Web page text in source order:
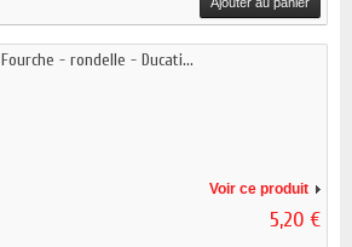
Fourche - rondelle - Ducati...
Voir ce produit
5,20 €